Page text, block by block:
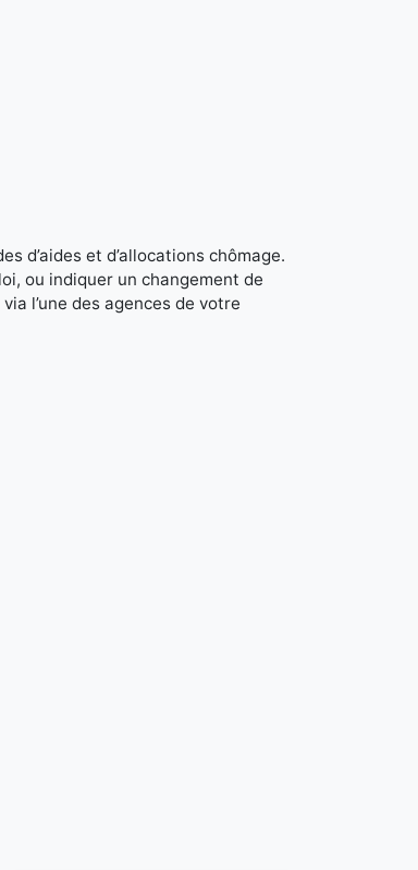
d’aides et d’allocations chômage.
ou indiquer un changement de
l’une des agences de votre